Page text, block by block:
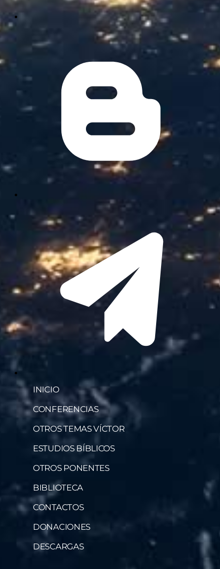
INICIO
CONFERENCIAS
OTROS TEMAS VÍCTOR
ESTUDIOS BÍBLICOS
OTROS PONENTES
BIBLIOTECA
CONTACTOS
DONACIONES
DESCARGAS